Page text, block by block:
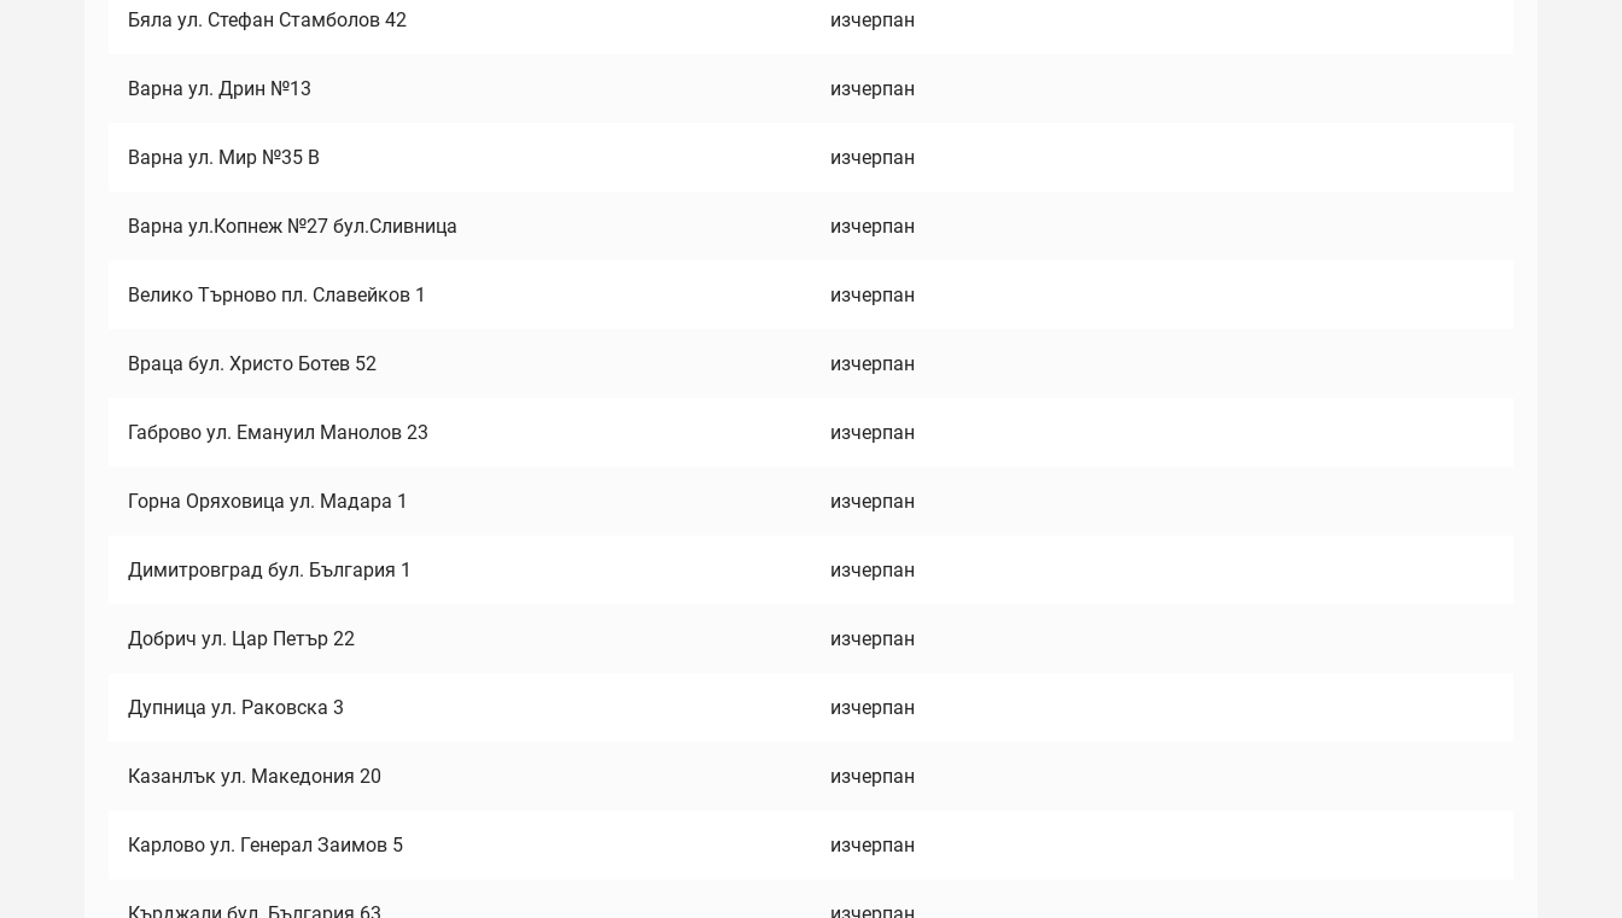
Бяла ул. Стефан Стамболов 42 изчерпан
Варна ул. Дрин №13 изчерпан
Варна ул. Мир №35 В изчерпан
Варна ул.Копнеж №27 бул.Сливница изчерпан
Велико Търново пл. Славейков 1 изчерпан
Враца бул. Христо Ботев 52 изчерпан
Габрово ул. Емануил Манолов 23 изчерпан
Горна Оряховица ул. Мадара 1 изчерпан
Димитровград бул. България 1 изчерпан
Добрич ул. Цар Петър 22 изчерпан
Дупница ул. Раковска 3 изчерпан
Казанлък ул. Македония 20 изчерпан
Карлово ул. Генерал Заимов 5 изчерпан